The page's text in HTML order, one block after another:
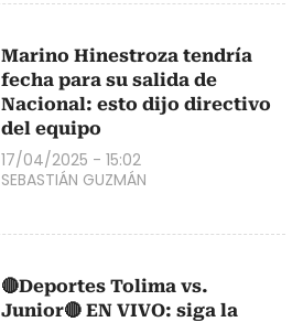
Marino Hinestroza tendría
fecha para su salida de
Nacional: esto dijo directivo
del equipo
17/04/2025 - 15:02
SEBASTIÁN GUZMÁN
🔴Deportes Tolima vs.
Junior🔴 EN VIVO: siga la